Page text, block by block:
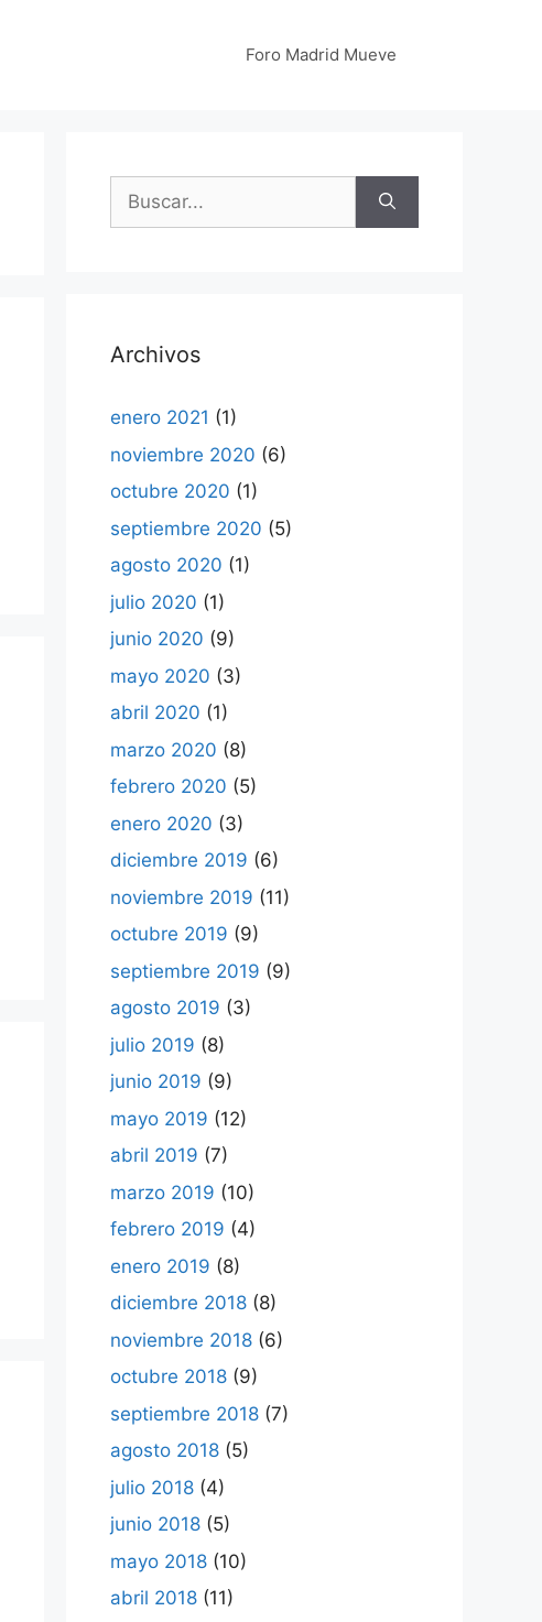
Foro Madrid Mueve
Buscar:
Archivos
enero 2021 (1)
noviembre 2020 (6)
octubre 2020 (1)
septiembre 2020 (5)
agosto 2020 (1)
julio 2020 (1)
junio 2020 (9)
mayo 2020 (3)
abril 2020 (1)
marzo 2020 (8)
febrero 2020 (5)
enero 2020 (3)
diciembre 2019 (6)
noviembre 2019 (11)
octubre 2019 (9)
septiembre 2019 (9)
agosto 2019 (3)
julio 2019 (8)
junio 2019 (9)
mayo 2019 (12)
abril 2019 (7)
marzo 2019 (10)
febrero 2019 (4)
enero 2019 (8)
diciembre 2018 (8)
noviembre 2018 (6)
octubre 2018 (9)
septiembre 2018 (7)
agosto 2018 (5)
julio 2018 (4)
junio 2018 (5)
mayo 2018 (10)
abril 2018 (11)